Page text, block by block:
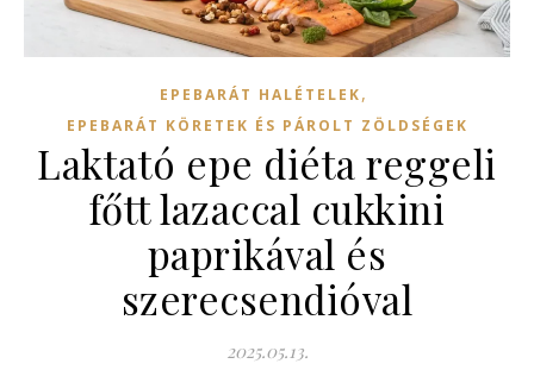
EPEBARÁT HALÉTELEK,
EPEBARÁT KÖRETEK ÉS PÁROLT ZÖLDSÉGEK
Laktató epe diéta reggeli
főtt lazaccal cukkini
paprikával és
szerecsendióval
2025.05.13.